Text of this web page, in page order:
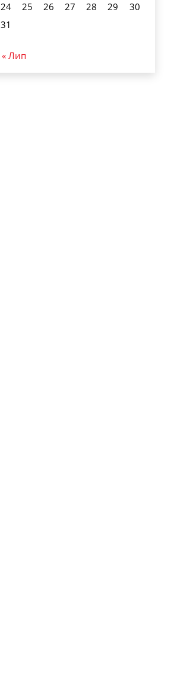
24
25 26 27 28 29
30
31
« Лип